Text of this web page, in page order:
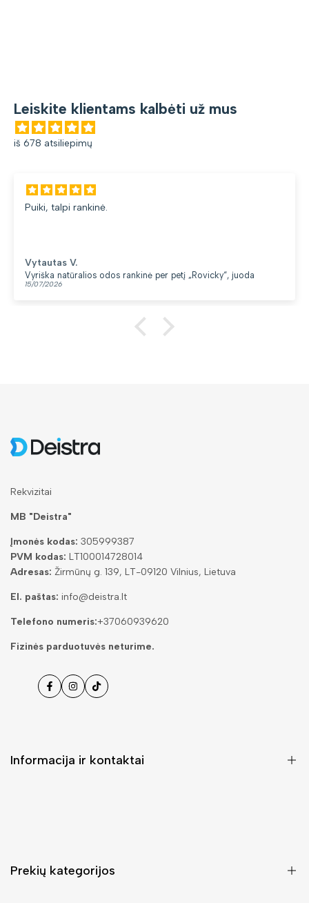
Leiskite klientams kalbėti už mus
iš 678 atsiliepimų
Puiki, talpi rankinė.
Vytautas V.
Vyriška natūralios odos rankinė per petį „Rovicky“, juoda
15/07/2026
Rekvizitai
MB "Deistra"
Įmonės kodas: 305999387
PVM kodas: LT100014728014
Adresas: Žirmūnų g. 139, LT-09120 Vilnius, Lietuva
El. paštas: info@deistra.lt
Telefono numeris:+37060939620
Fizinės parduotuvės neturime.
FacebookInstagramas
Tiktok
Informacija ir kontaktai
Prekių kategorijos